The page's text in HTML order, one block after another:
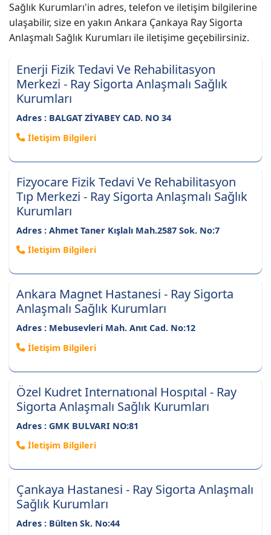
Sağlık Kurumları'in adres, telefon ve iletişim bilgilerine
ulaşabilir, size en yakın Ankara Çankaya Ray Sigorta
Anlaşmalı Sağlık Kurumları ile iletişime geçebilirsiniz.
Enerji Fizik Tedavi Ve Rehabilitasyon
Merkezi - Ray Sigorta Anlaşmalı Sağlık
Kurumları
Adres : BALGAT ZİYABEY CAD. NO 34
İletişim Bilgileri
Fizyocare Fizik Tedavi Ve Rehabilitasyon
Tıp Merkezi - Ray Sigorta Anlaşmalı Sağlık
Kurumları
Adres : Ahmet Taner Kışlalı Mah.2587 Sok. No:7
İletişim Bilgileri
Ankara Magnet Hastanesi - Ray Sigorta
Anlaşmalı Sağlık Kurumları
Adres : Mebusevleri Mah. Anıt Cad. No:12
İletişim Bilgileri
Özel Kudret Internatıonal Hospıtal - Ray
Sigorta Anlaşmalı Sağlık Kurumları
Adres : GMK BULVARI NO:81
İletişim Bilgileri
Çankaya Hastanesi - Ray Sigorta Anlaşmalı
Sağlık Kurumları
Adres : Bülten Sk. No:44